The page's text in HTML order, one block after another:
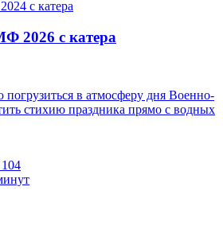
2026 с катера
в атмосферу дня Военно-
стихию праздника прямо с водных